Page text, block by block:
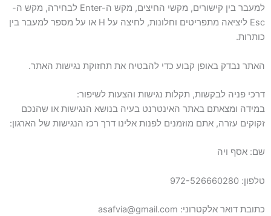
למעבר בין קישורים, מקשי החיצים, מקש ה-Enter לבחירה, מקש ה-
Esc ליציאה מתפריטים וחלונות, לחיצה על H או על מספר למעבר בין
כותרות.
האתר נבדק באופן קבוע כדי להבטיח את תחזוקת נגישות האתר.
דרכי פניה לבקשות, תקלות נגישות והצעות לשיפור:
במידה ומצאתם באתר האינטרנט בעיה בנושא הנגישות או שהנכם
זקוקים עזרה, אתם מוזמנים לפנות אלינו דרך רכז הנגישות של הארגון:
שם: אסף ויה
טלפון: 972-526660280
כתובת דואר אלקטרוני: asafvia@gmail.com